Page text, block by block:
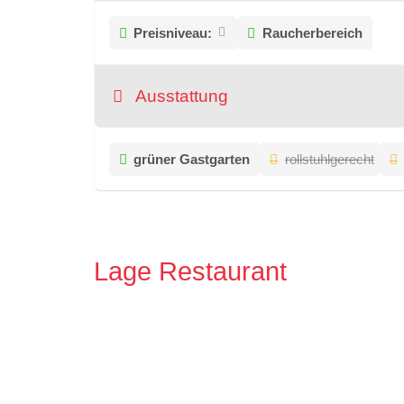
Preisniveau: Raucherbereich
Ausstattung
grüner Gastgarten rollstuhlgerecht
Lage Restaurant